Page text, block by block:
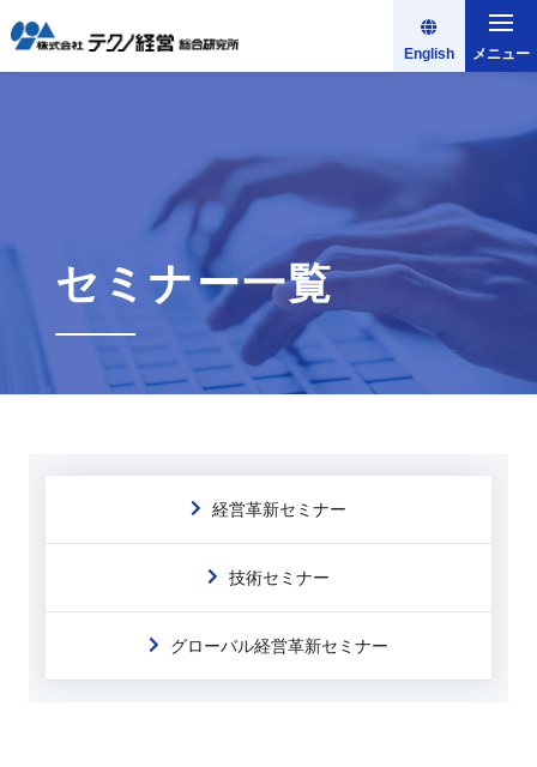
English メニュー
セミナー一覧
経営革新セミナー
技術セミナー
グローバル経営革新セミナー